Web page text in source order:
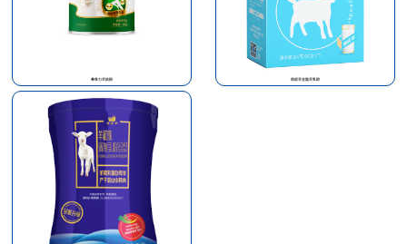
骨各力羊奶粉 俏皮羊全脂羊乳粉